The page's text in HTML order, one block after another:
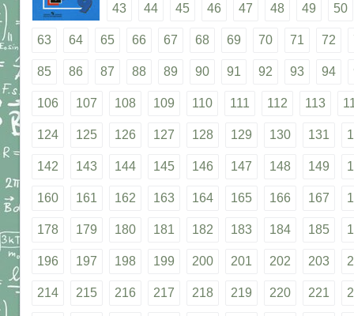
43 44 45 46 47 48 49 50
63 64 65 66 67 68 69 70 71 72
85 86 87 88 89 90 91 92 93 94
106 107 108 109 110 111 112 113
124 125 126 127 128 129 130 131
142 143 144 145 146 147 148 149
160 161 162 163 164 165 166 167
178 179 180 181 182 183 184 185
196 197 198 199 200 201 202 203
214 215 216 217 218 219 220 221